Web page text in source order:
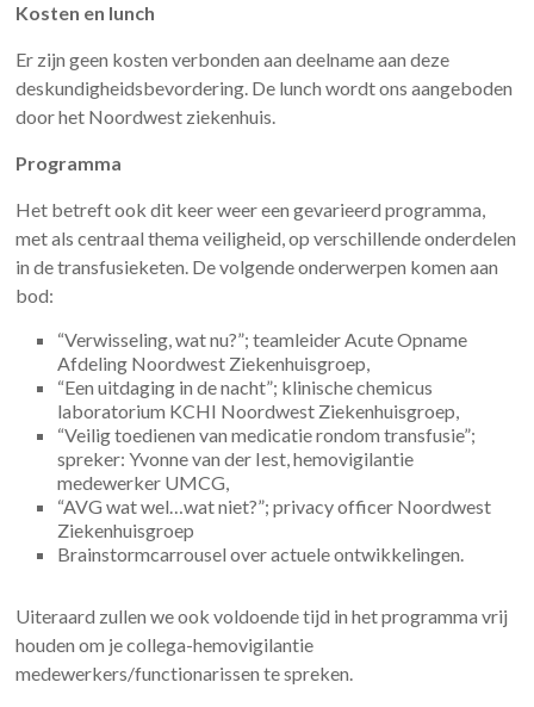
Kosten en lunch
Er zijn geen kosten verbonden aan deelname aan deze
deskundigheidsbevordering. De lunch wordt ons aangeboden
door het Noordwest ziekenhuis.
Programma
Het betreft ook dit keer weer een gevarieerd programma,
met als centraal thema veiligheid, op verschillende onderdelen
in de transfusieketen. De volgende onderwerpen komen aan
bod:
“Verwisseling, wat nu?”; teamleider Acute Opname
Afdeling Noordwest Ziekenhuisgroep,
“Een uitdaging in de nacht”; klinische chemicus
laboratorium KCHI Noordwest Ziekenhuisgroep,
“Veilig toedienen van medicatie rondom transfusie”;
spreker: Yvonne van der Iest, hemovigilantie
medewerker UMCG,
“AVG wat wel…wat niet?”; privacy officer Noordwest
Ziekenhuisgroep
Brainstormcarrousel over actuele ontwikkelingen.
Uiteraard zullen we ook voldoende tijd in het programma vrij
houden om je collega-hemovigilantie
medewerkers/functionarissen te spreken.